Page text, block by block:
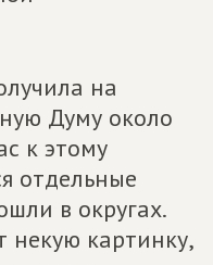
на
Думу около
к этому
отдельные
в округах.
некую картинку,